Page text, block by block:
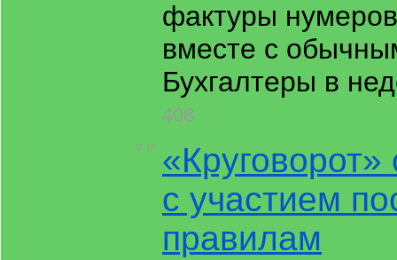
фактуры
вместе с
Бухгалтеры в
408
11:14
с участием
правилам